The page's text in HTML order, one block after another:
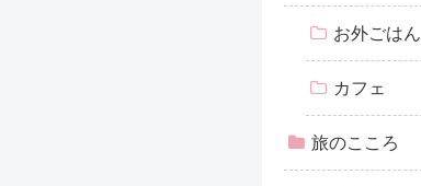
お外ごはん
カフェ
旅のこころ